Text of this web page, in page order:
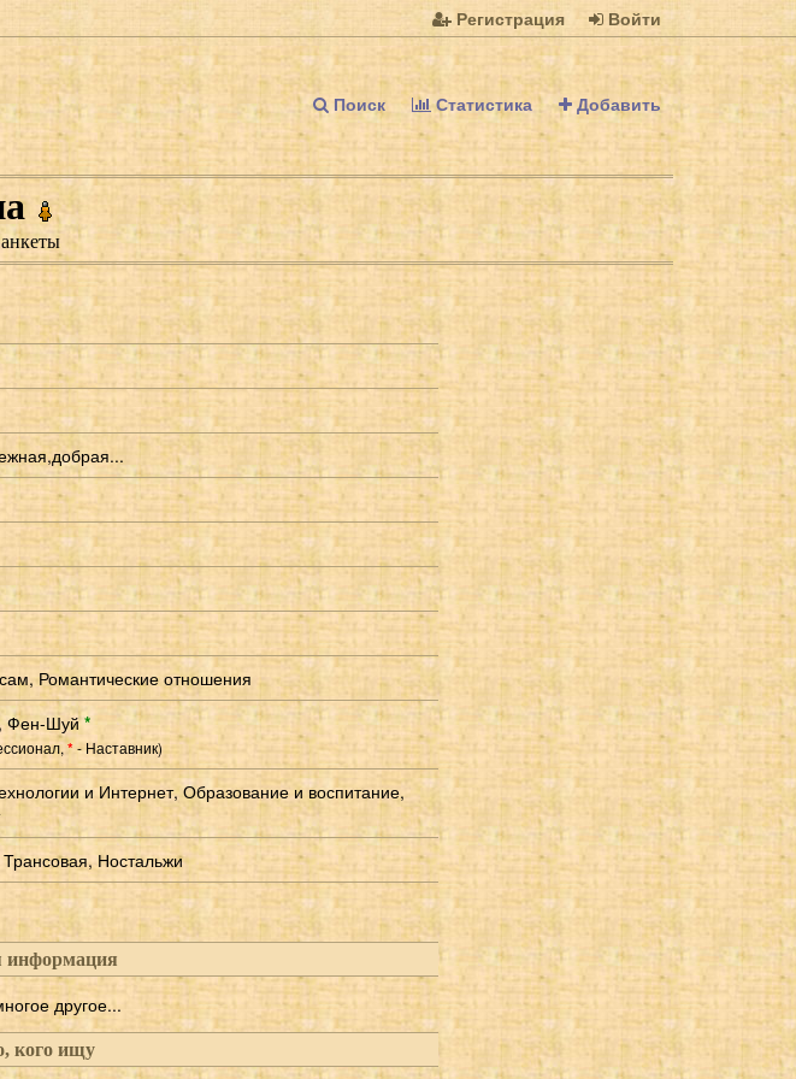
Регистрация Войти
Поиск Статистика Добавить
Романтические отношения
Фен-Шуй*
*- Наставник)
и Интернет, Образование и воспитание,
Ностальжи
информация
другое...
кого ищу